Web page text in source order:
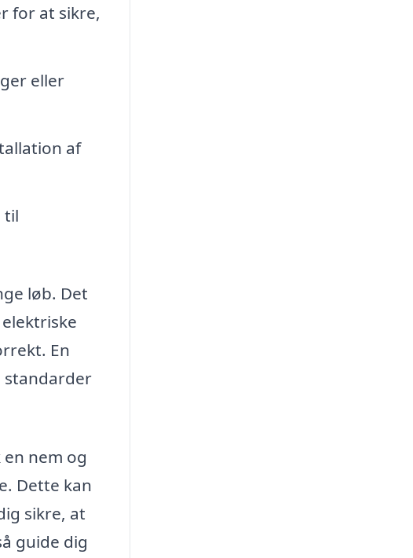
for at sikre,
eller
af
til
løb. Det
En
standarder
nem og
Dette kan
sikre, at
guide dig